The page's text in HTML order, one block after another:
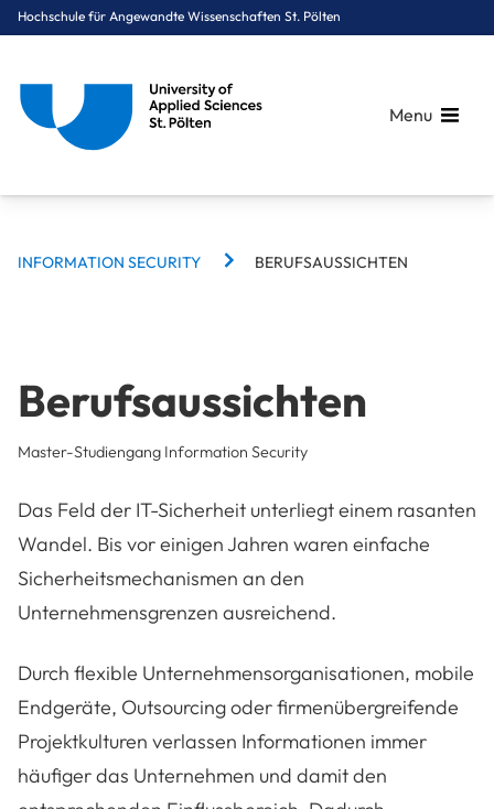
Hochschule für Angewandte Wissenschaften St. Pölten
Menu
You are here:
BREADCRUMBS
INFORMATION SECURITY BERUFSAUSSICHTEN
Berufsaussichten
Master-Studiengang Information Security
Das Feld der IT-Sicherheit unterliegt einem rasanten
Wandel. Bis vor einigen Jahren waren einfache
Sicherheitsmechanismen an den
Unternehmensgrenzen ausreichend.
Durch flexible Unternehmensorganisationen, mobile
Endgeräte, Outsourcing oder firmenübergreifende
Projektkulturen verlassen Informationen immer
häufiger das Unternehmen und damit den